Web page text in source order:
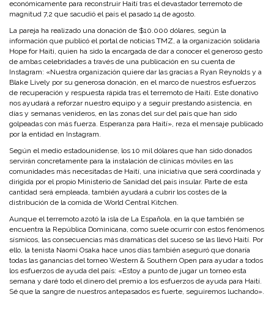
económicamente para reconstruir Haití tras el devastador terremoto de
magnitud 7,2 que sacudió el país el pasado 14 de agosto.
La pareja ha realizado una donación de $10.000 dólares, según la
información que publicó el portal de noticias TMZ, a la organización solidaria
Hope for Haiti, quien ha sido la encargada de dar a conocer el generoso gesto
de ambas celebridades a través de una publicación en su cuenta de
Instagram: «Nuestra organización quiere dar las gracias a Ryan Reynolds y a
Blake Lively por su generosa donación, en el marco de nuestros esfuerzos
de recuperación y respuesta rápida tras el terremoto de Haití. Este donativo
nos ayudará a reforzar nuestro equipo y a seguir prestando asistencia, en
días y semanas venideros, en las zonas del sur del país que han sido
golpeadas con más fuerza. Esperanza para Haití», reza el mensaje publicado
por la entidad en Instagram.
Según el medio estadounidense, los 10 mil dólares que han sido donados
servirán concretamente para la instalación de clínicas móviles en las
comunidades más necesitadas de Haití, una iniciativa que será coordinada y
dirigida por el propio Ministerio de Sanidad del país insular. Parte de esta
cantidad será empleada, también ayudará a cubrir los costes de la
distribución de la comida de World Central Kitchen.
Aunque el terremoto azotó la isla de La Española, en la que también se
encuentra la República Dominicana, como suele ocurrir con estos fenómenos
sísmicos, las consecuencias más dramáticas del suceso se las llevó Haití. Por
ello, la tenista Naomi Osaka hace unos días también aseguró que donaría
todas las ganancias del torneo Western & Southern Open para ayudar a todos
los esfuerzos de ayuda del país: «Estoy a punto de jugar un torneo esta
semana y daré todo el dinero del premio a los esfuerzos de ayuda para Haití.
Sé que la sangre de nuestros antepasados es fuerte, seguiremos luchando».